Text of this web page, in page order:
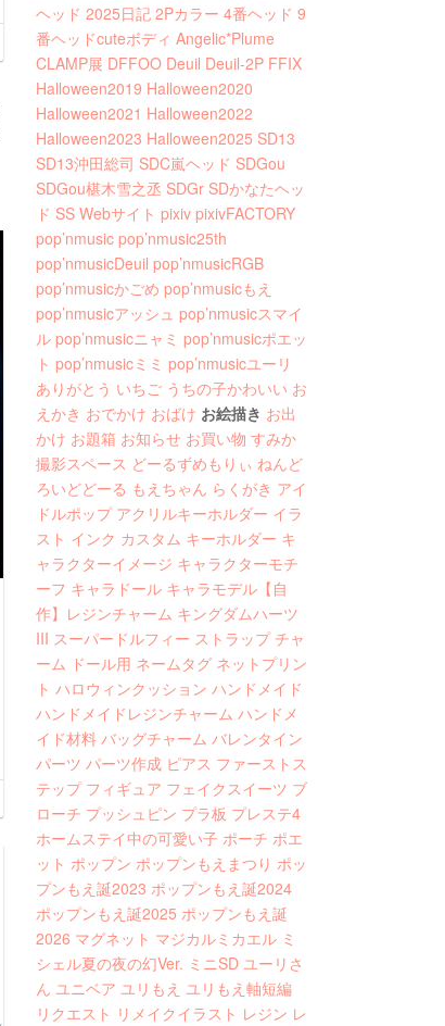
ヘッド 2025日記 2Pカラー 4番ヘッド 9
番ヘッドcuteボディ Angelic*Plume
CLAMP展 DFFOO Deuil Deuil-2P FFIX
Halloween2019 Halloween2020
Halloween2021 Halloween2022
Halloween2023 Halloween2025 SD13
SD13沖田総司 SDC嵐ヘッド SDGou
SDGou椹木雪之丞 SDGr SDかなたヘッ
ド SS Webサイト pixiv pixivFACTORY
pop’nmusic pop’nmusic25th
pop’nmusicDeuil pop’nmusicRGB
pop’nmusicかごめ pop’nmusicもえ
pop’nmusicアッシュ pop’nmusicスマイ
ル pop’nmusicニャミ pop’nmusicポエッ
ト pop’nmusicミミ pop’nmusicユーリ
ありがとう いちご うちの子かわいい お
えかき おでかけ おばけ お絵描き お出
かけ お題箱 お知らせ お買い物 すみか
撮影スペース どーるずめもりぃ ねんど
ろいどどーる もえちゃん らくがき アイ
ドルポップ アクリルキーホルダー イラ
スト インク カスタム キーホルダー キ
ャラクターイメージ キャラクターモチ
ーフ キャラドール キャラモデル【自
作】レジンチャーム キングダムハーツ
III スーパードルフィー ストラップ チャ
ーム ドール用 ネームタグ ネットプリン
ト ハロウィンクッション ハンドメイド
ハンドメイドレジンチャーム ハンドメ
イド材料 バッグチャーム バレンタイン
パーツ パーツ作成 ピアス ファーストス
テップ フィギュア フェイクスイーツ ブ
ローチ プッシュピン プラ板 プレステ4
ホームステイ中の可愛い子 ポーチ ポエ
ット ポップン ポップンもえまつり ポッ
プンもえ誕2023 ポップンもえ誕2024
ポップンもえ誕2025 ポップンもえ誕
2026 マグネット マジカルミカエル ミ
シェル夏の夜の幻Ver. ミニSD ユーリさ
ん ユニベア ユリもえ ユリもえ軸短編
リクエスト リメイクイラスト レジン レ